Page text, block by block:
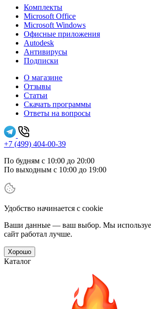
Комплекты
Microsoft Office
Microsoft Windows
Офисные приложения
Autodesk
Антивирусы
Подписки
О магазине
Отзывы
Статьи
Скачать программы
Ответы на вопросы
+7 (499) 404-00-39
По будням с 10:00 до 20:00
По выходным с 10:00 до 19:00
Удобство начинается с cookie
Ваши данные — ваш выбор. Мы
сайт работал лучше.
Хорошо
Каталог